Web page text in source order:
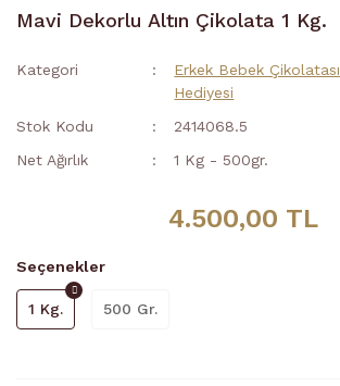
Mavi Dekorlu Altın Çikolata 1 Kg.
Kategori Erkek Bebek Çikolatası
Hediyesi
Stok Kodu
2414068.5
Net Ağırlık
1 Kg - 500gr.
4.500,00 TL
Seçenekler
1 Kg. 500 Gr.